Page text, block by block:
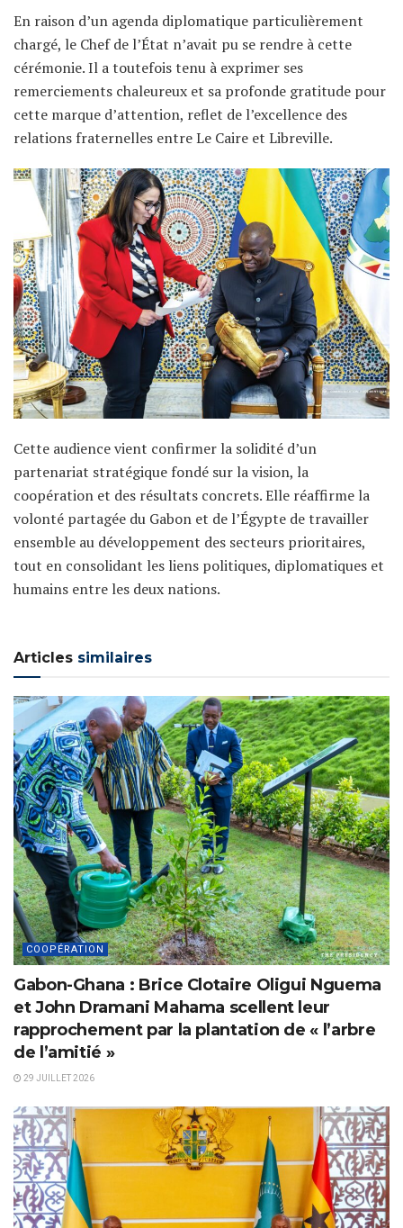
En raison d’un agenda diplomatique particulièrement
chargé, le Chef de l’État n’avait pu se rendre à cette
cérémonie. Il a toutefois tenu à exprimer ses
remerciements chaleureux et sa profonde gratitude pour
cette marque d’attention, reflet de l’excellence des
relations fraternelles entre Le Caire et Libreville.
Cette audience vient confirmer la solidité d’un
partenariat stratégique fondé sur la vision, la
coopération et des résultats concrets. Elle réaffirme la
volonté partagée du Gabon et de l’Égypte de travailler
ensemble au développement des secteurs prioritaires,
tout en consolidant les liens politiques, diplomatiques et
humains entre les deux nations.
Articles similaires
COOPÉRATION
Gabon-Ghana : Brice Clotaire Oligui Nguema
et John Dramani Mahama scellent leur
rapprochement par la plantation de « l’arbre
de l’amitié »
29 JUILLET 2026